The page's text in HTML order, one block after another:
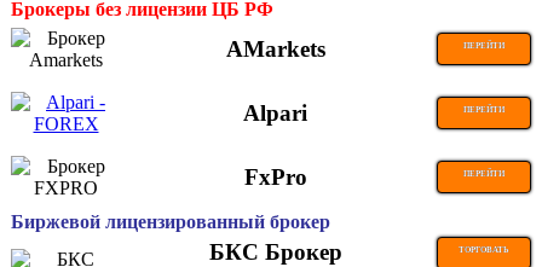
Брокеры без лицензии ЦБ РФ
AMarkets ПЕРЕЙТИ
Alpari ПЕРЕЙТИ
FxPro ПЕРЕЙТИ
Биржевой лицензированный брокер
БКС Брокер ТОРГОВАТЬ